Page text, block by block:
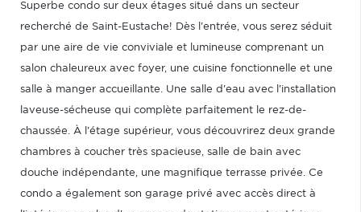
Superbe condo sur deux étages situé dans un secteur
recherché de Saint-Eustache! Dès l'entrée, vous serez séduit
par une aire de vie conviviale et lumineuse comprenant un
salon chaleureux avec foyer, une cuisine fonctionnelle et une
salle à manger accueillante. Une salle d'eau avec l'installation
laveuse-sécheuse qui complète parfaitement le rez-de-
chaussée. À l'étage supérieur, vous découvrirez deux grande
chambres à coucher très spacieuse, salle de bain avec
douche indépendante, une magnifique terrasse privée. Ce
condo a également son garage privé avec accès direct à